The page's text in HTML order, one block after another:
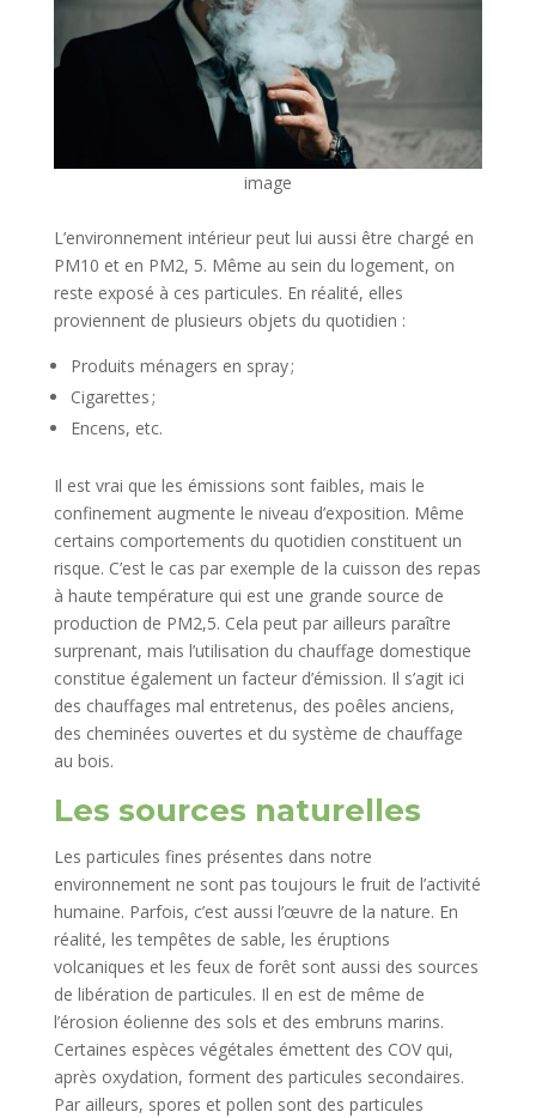
image
L’environnement intérieur peut lui aussi être chargé en
PM10 et en PM2, 5. Même au sein du logement, on
reste exposé à ces particules. En réalité, elles
proviennent de plusieurs objets du quotidien :
Produits ménagers en spray ;
Cigarettes ;
Encens, etc.
Il est vrai que les émissions sont faibles, mais le
confinement augmente le niveau d’exposition. Même
certains comportements du quotidien constituent un
risque. C’est le cas par exemple de la cuisson des repas
à haute température qui est une grande source de
production de PM2,5. Cela peut par ailleurs paraître
surprenant, mais l’utilisation du chauffage domestique
constitue également un facteur d’émission. Il s’agit ici
des chauffages mal entretenus, des poêles anciens,
des cheminées ouvertes et du système de chauffage
au bois.
Les sources naturelles
Les particules fines présentes dans notre
environnement ne sont pas toujours le fruit de l’activité
humaine. Parfois, c’est aussi l’œuvre de la nature. En
réalité, les tempêtes de sable, les éruptions
volcaniques et les feux de forêt sont aussi des sources
de libération de particules. Il en est de même de
l’érosion éolienne des sols et des embruns marins.
Certaines espèces végétales émettent des COV qui,
après oxydation, forment des particules secondaires.
Par ailleurs, spores et pollen sont des particules